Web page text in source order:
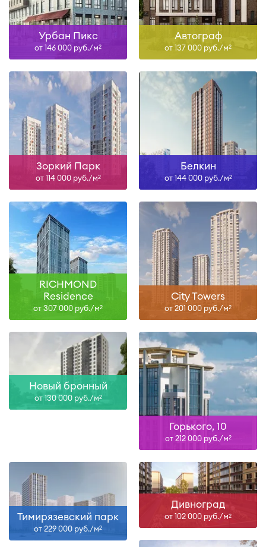
Урбан Пикс
от 146 000 руб./м2
Автограф
от 137 000 руб./м2
Зоркий Парк
от 114 000 руб./м2
Белкин
от 144 000 руб./м2
RICHMOND
Residence
от 307 000 руб./м2
City Towers
от 201 000 руб./м2
Новый бронный
от 130 000 руб./м2
Горького, 10
от 212 000 руб./м2
Тимирязевский парк
от 229 000 руб./м2
Дивноград
от 102 000 руб./м2